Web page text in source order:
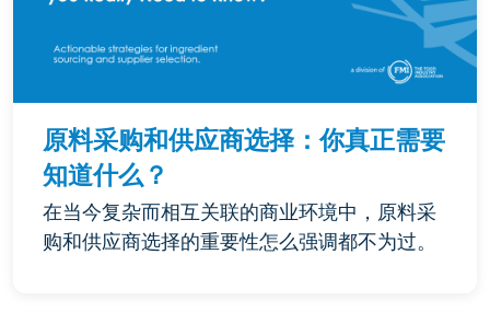
原料采购和供应商选择：你真正需要
知道什么？
在当今复杂而相互关联的商业环境中，原料采
购和供应商选择的重要性怎么强调都不为过。